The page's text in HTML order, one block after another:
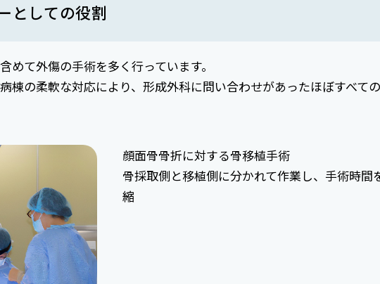
としての役割
めて外傷の手術を多く行っています。
棟の柔軟な対応により、形成外科に問い合わせがあったほぼすべて
顔面骨骨折に対する骨移植手術
骨採取側と移植側に分かれて作業し、手術時間
縮